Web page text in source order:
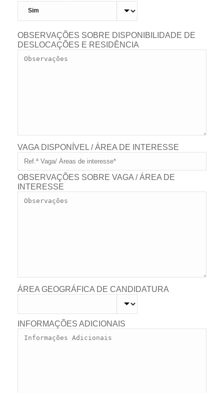
OBSERVAÇÕES SOBRE DISPONIBILIDADE DE
DESLOCAÇÕES E RESIDÊNCIA
VAGA DISPONÍVEL / ÁREA DE INTERESSE
OBSERVAÇÕES SOBRE VAGA / ÁREA DE
INTERESSE
ÁREA GEOGRÁFICA DE CANDIDATURA
INFORMAÇÕES ADICIONAIS